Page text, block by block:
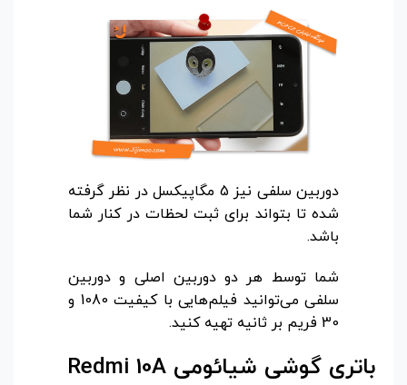
دوربین سلفی نیز 5 مگاپیکسل در نظر گرفته
شده تا بتواند برای ثبت لحظات در کنار شما
باشد.
شما توسط هر دو دوربین اصلی و دوربین
سلفی می‌توانید فیلم‌هایی با کیفیت 1080 و
30 فریم بر ثانیه تهیه کنید.
باتری گوشی شیائومی Redmi 10A